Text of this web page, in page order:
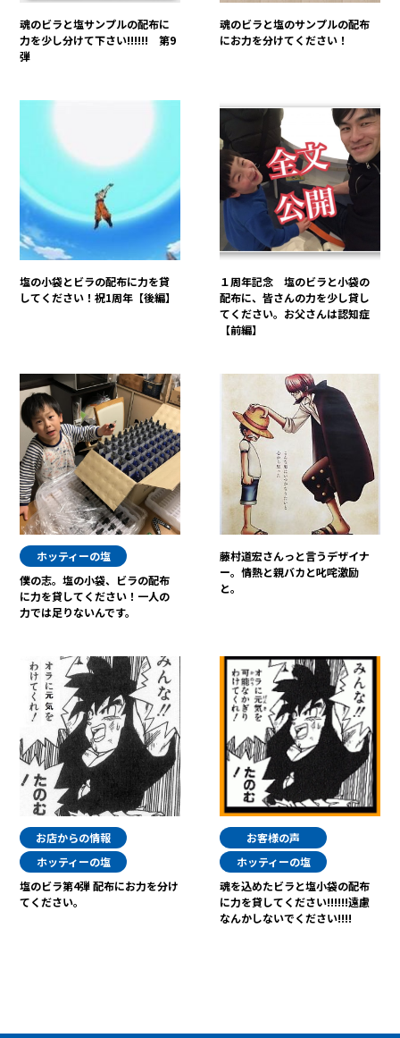
魂のビラと塩サンプルの配布に
力を少し分けて下さい!!!!!! 第9
弾
魂のビラと塩のサンプルの配布
にお力を分けてください！
塩の小袋とビラの配布に力を貸
してください！祝1周年【後編】
１周年記念 塩のビラと小袋の
配布に、皆さんの力を少し貸し
てください。お父さんは認知症
【前編】
ホッティーの塩
僕の志。塩の小袋、ビラの配布
に力を貸してください！一人の
力では足りないんです。
藤村道宏さんっと言うデザイナ
ー。情熱と親バカと叱咤激励
と。
お店からの情報
ホッティーの塩
塩のビラ第4弾 配布にお力を分け
てください。
お客様の声
ホッティーの塩
魂を込めたビラと塩小袋の配布
に力を貸してください!!!!!!遠慮
なんかしないでください!!!!